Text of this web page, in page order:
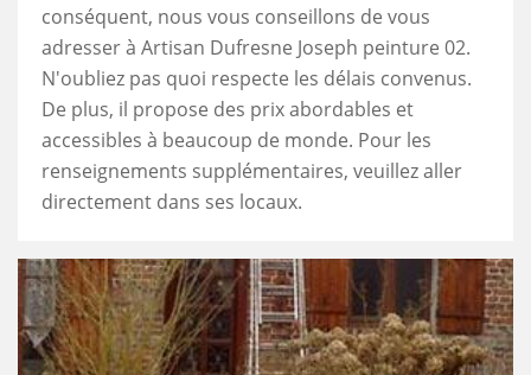
conséquent, nous vous conseillons de vous
adresser à Artisan Dufresne Joseph peinture 02.
N'oubliez pas quoi respecte les délais convenus.
De plus, il propose des prix abordables et
accessibles à beaucoup de monde. Pour les
renseignements supplémentaires, veuillez aller
directement dans ses locaux.